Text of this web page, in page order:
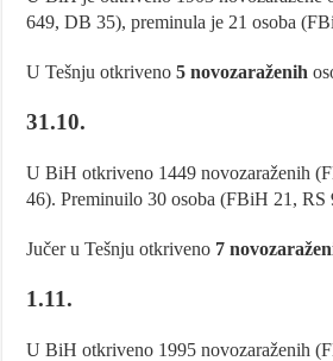
649, DB 35), preminula je 21 osoba
U Tešnju otkriveno5 novozaraženih
31.10.
U BiH otkriveno 1449 novozaraženih
46). Preminuilo 30 osoba (FBiH 21, RS
Jučer u Tešnju otkriveno 7
1.11.
U BiH otkriveno 1995 novozaraženih